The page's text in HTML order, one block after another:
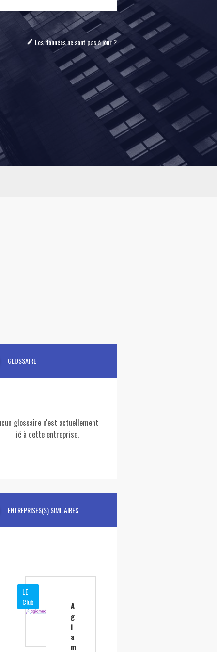
mode_edit Les données ne sont pas à jour ?
GLOSSAIRE
glossaire n'est actuellement
lié à cette entreprise.
ENTREPRISES(S) SIMILAIRES
LE
Club
A
g
i
a
m